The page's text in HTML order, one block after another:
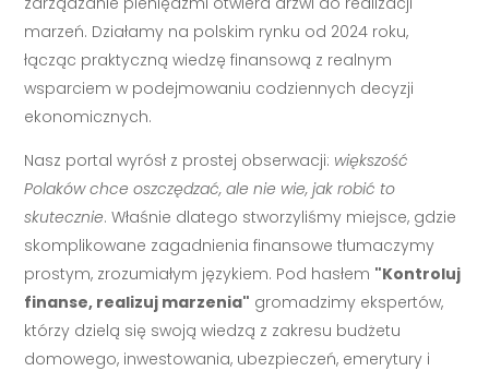
marzeń. Działamy na polskim rynku od 2024 roku,
łącząc praktyczną wiedzę finansową z realnym
wsparciem w podejmowaniu codziennych decyzji
ekonomicznych.
Nasz portal wyrósł z prostej obserwacji: większość
Polaków chce oszczędzać, ale nie wie, jak robić to
skutecznie. Właśnie dlatego stworzyliśmy miejsce, gdzie
skomplikowane zagadnienia finansowe tłumaczymy
prostym, zrozumiałym językiem. Pod hasłem "Kontroluj
finanse, realizuj marzenia" gromadzimy ekspertów,
którzy dzielą się swoją wiedzą z zakresu budżetu
domowego, inwestowania, ubezpieczeń, emerytury i